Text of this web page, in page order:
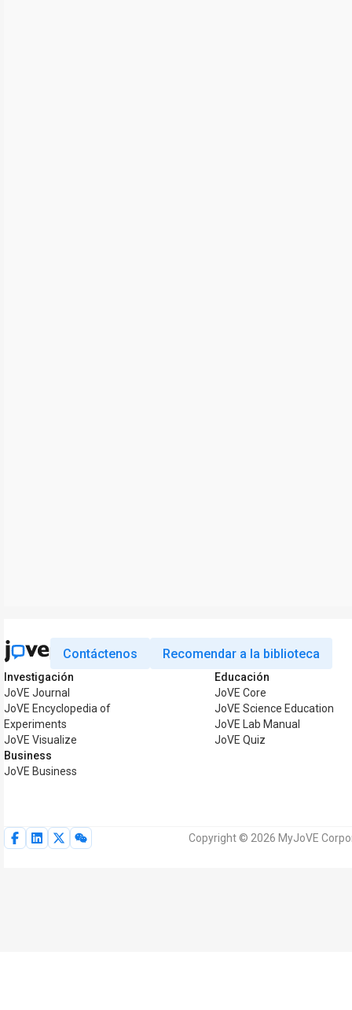
Contáctenos Recomendar a la biblioteca
Investigación
JoVE Journal
JoVE Encyclopedia of
Experiments
JoVE Visualize
Business
JoVE Business
Educación
JoVE Core
JoVE Science Education
JoVE Lab Manual
JoVE Quiz
Copyright © 2026 MyJoVE